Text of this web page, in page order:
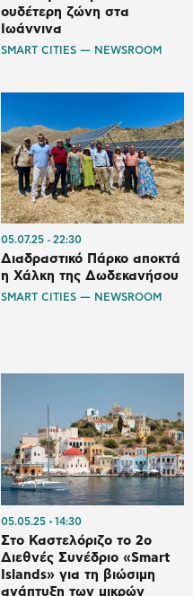
ουδέτερη ζώνη στα
Ιωάννινα
SMART CITIES — NEWSROOM
05.07.25 22:30
Διαδραστικό Πάρκο αποκτά
η Χάλκη της Δωδεκανήσου
SMART CITIES — NEWSROOM
05.05.25 14:30
Στο Καστελόριζο το 2ο
Διεθνές Συνέδριο «Smart
Islands» για τη βιώσιμη
ανάπτυξη των μικρών